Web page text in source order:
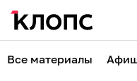
Все материалы